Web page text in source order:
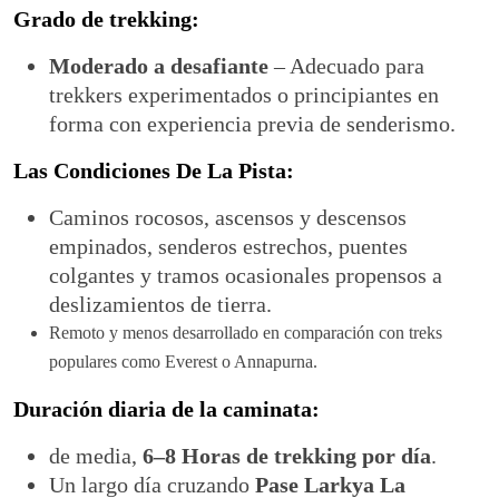
Grado de trekking:
Moderado a desafiante– Adecuado para
trekkers experimentados o principiantes en
forma con experiencia previa de senderismo.
Las Condiciones De La Pista:
Caminos rocosos, ascensos y descensos
empinados, senderos estrechos, puentes
colgantes y tramos ocasionales propensos a
deslizamientos de tierra.
Remoto y menos desarrollado en comparación con treks
populares como Everest o Annapurna.
Duración diaria de la caminata:
de media, 6–8 Horas de trekking por día.
Un largo día cruzando Pase Larkya La